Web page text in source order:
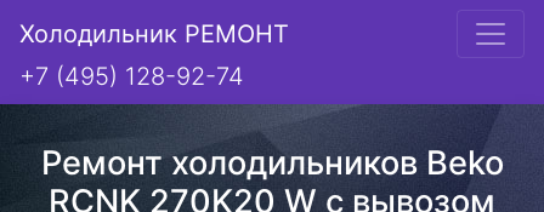
Холодильник РЕМОНТ
+7 (495) 128-92-74
Ремонт холодильников Beko
RCNK 270K20 W с вывозом